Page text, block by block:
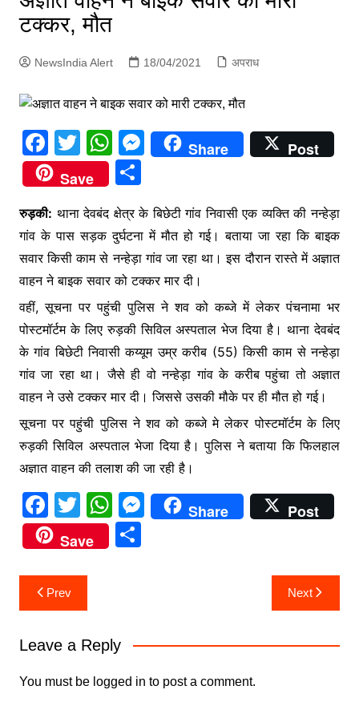
टक्कर, मौत
NewsIndia Alert 18/04/2021 अपराध
F
a
c
e
b
o
o
k
T
w
itt
er
W
h
at
s
A
p
p
M
e
s
e
n
g
er
Share
Post
Save
S
ar
e
रुड़की: थाना देवबंद क्षेत्र के बिछेटी गांव निवासी एक व्यक्ति की नन्हेड़ा
गांव के पास सड़क दुर्घटना में मौत हो गई। बताया जा रहा कि बाइक
सवार किसी काम से नन्हेड़ा गांव जा रहा था। इस दौरान रास्ते में अज्ञात
वाहन ने बाइक सवार को टक्कर मार दी।
वहीं, सूचना पर पहुंची पुलिस ने शव को कब्जे में लेकर पंचनामा भर
पोस्टमॉर्टम के लिए रुड़की सिविल अस्पताल भेज दिया है। थाना देवबंद
के गांव बिछेटी निवासी कय्यूम उम्र करीब (55) किसी काम से नन्हेड़ा
गांव जा रहा था। जैसे ही वो नन्हेड़ा गांव के करीब पहुंचा तो अज्ञात
वाहन ने उसे टक्कर मार दी। जिससे उसकी मौके पर ही मौत हो गई।
सूचना पर पहुंची पुलिस ने शव को कब्जे मे लेकर पोस्टमॉर्टम के लिए
रुड़की सिविल अस्पताल भेजा दिया है। पुलिस ने बताया कि फिलहाल
अज्ञात वाहन की तलाश की जा रही है।
F
a
c
e
b
o
k
T
w
itt
er
W
h
at
p
p
M
e
er
Share
Post
Save
S
Post
navigation
Prev Next
Leave a Reply
You must be logged in to post a comment.